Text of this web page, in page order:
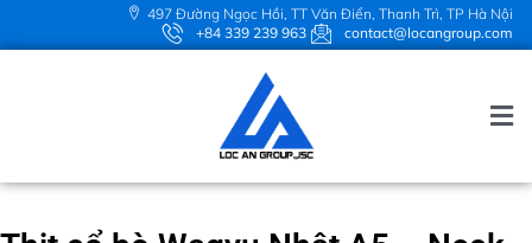
497 Đường Ngọc Hồi, TT Văn Điển, Thanh Trì, TP Hà Nội
+84 339 239 963
contact@locangroup.com